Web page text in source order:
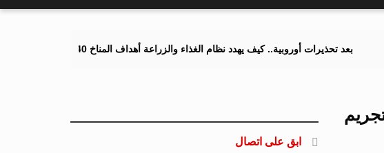
أوروبية.. كيف يهدد نظام الغذاء والزراعة أهداف المناخ 2040 و2050؟
ابق على اتصال